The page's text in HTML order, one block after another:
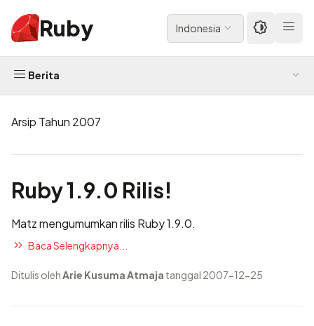
Ruby Indonesia
Berita
Arsip Tahun 2007
Ruby 1.9.0 Rilis!
Matz mengumumkan rilis Ruby 1.9.0.
Baca Selengkapnya...
Ditulis olehArie Kusuma Atmaja tanggal 2007-12-25